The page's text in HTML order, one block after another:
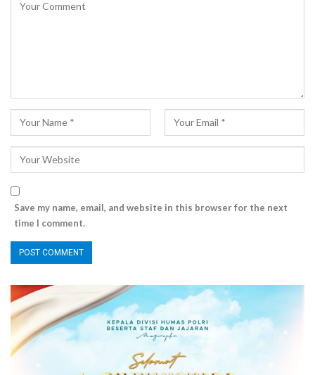
Save my name, email, and website in this browser for the next
time I comment.